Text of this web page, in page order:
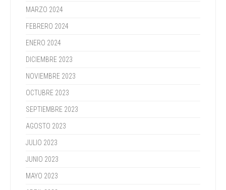
MARZO 2024
FEBRERO 2024
ENERO 2024
DICIEMBRE 2023
NOVIEMBRE 2023
OCTUBRE 2023
SEPTIEMBRE 2023
AGOSTO 2023
JULIO 2023
JUNIO 2023
MAYO 2023